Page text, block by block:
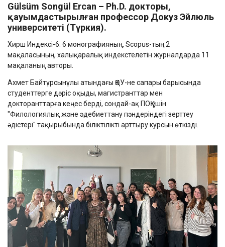
Gülsüm Songül Ercan – Ph.D. докторы,
қауымдастырылған профессор Докуз Эйлюль
университеті (Түркия).
Хирш Индексі-6. 6 монографияның, Scopus-тың 2
мақаласының, халықаралық индекстелетін журналдарда 11
мақаланың авторы.
Ахмет Байтұрсынұлы атындағы ҚӨУ-не сапары барысында
студенттерге дәріс оқыды, магистранттар мен
докторанттарға кеңес берді, сондай-ақ ПОҚ үшін
"Филологиялық және әдебиеттану пәндеріндегі зерттеу
әдістері" тақырыбында біліктілікті арттыру курсын өткізді.